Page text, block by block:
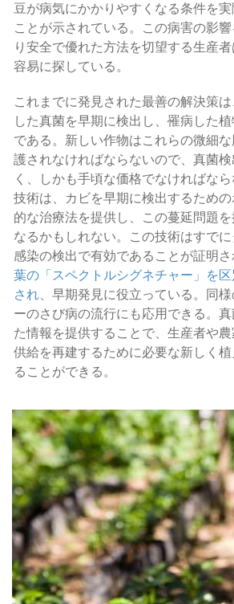
豆が病気にかかりやすくなる条件を実
ことが示されている。この病害の影
り安全で優れた方法を切望する生産
容易に探している。
これまでに発見された最善の解決策
した真菌を早期に検出し、罹病した
である。新しい作物はこれらの微細
護されなければならないので、真菌
く、しかも手頃な価格でなければな
技術は、カビを早期に検出するため
的な治療法を提供し、この蔓延問題
なるかもしれない。この技術はすで
感染の検出で有効であることが証明さ
葉の「スペクトルシグネチャー」を
され、早期発見に役立っている。同
ーのさび病の流行にも応用できる。
た情報を提供することで、生産者や
供給を再建するために必要な新しく
ることができる。